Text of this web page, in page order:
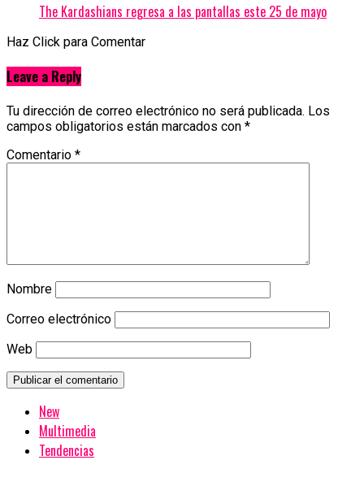
The Kardashians regresa a las pantallas este 25 de mayo
Haz Click para Comentar
Leave a Reply
Tu dirección de correo electrónico no será publicada. Los
campos obligatorios están marcados con *
Comentario *
Nombre
Correo electrónico
Web
New
Multimedia
Tendencias